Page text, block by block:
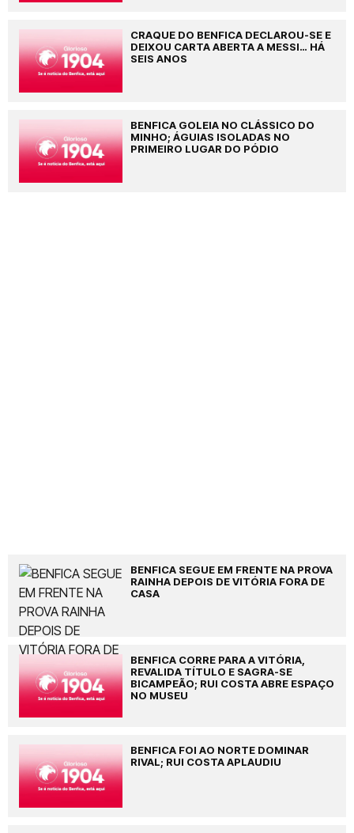
CRAQUE DO BENFICA DECLAROU-SE E
DEIXOU CARTA ABERTA A MESSI… HÁ
SEIS ANOS
BENFICA GOLEIA NO CLÁSSICO DO
MINHO; ÁGUIAS ISOLADAS NO
PRIMEIRO LUGAR DO PÓDIO
BENFICA SEGUE EM FRENTE NA PROVA
RAINHA DEPOIS DE VITÓRIA FORA DE
CASA
BENFICA CORRE PARA A VITÓRIA,
REVALIDA TÍTULO E SAGRA-SE
BICAMPEÃO; RUI COSTA ABRE ESPAÇO
NO MUSEU
BENFICA FOI AO NORTE DOMINAR
RIVAL; RUI COSTA APLAUDIU